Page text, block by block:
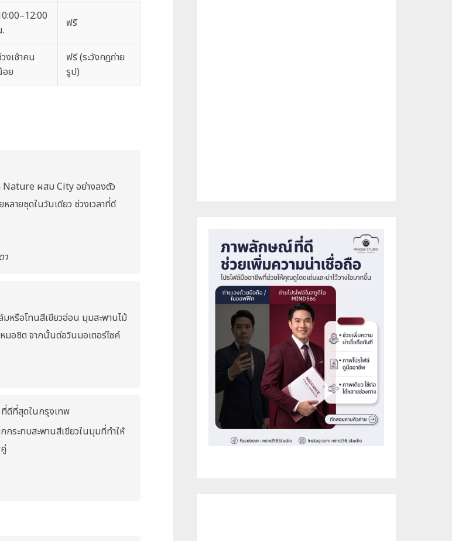
ฟรี
งเช้าคน
ย
ฟรี (ระวังกฎถ่าย
รูป)
ผสม City อย่างลงตัว
ลายชุดในวันเดียว ช่วงเวลาที่ดี
า
หรือโทนสีเขียวอ่อน มุมสะพานไม้
มอชิต จากนั้นต่อวินมอเตอร์ไซค์
ที่สุดในกรุงเทพ
ระทบสะพานสีเขียวในมุมที่ทำให้